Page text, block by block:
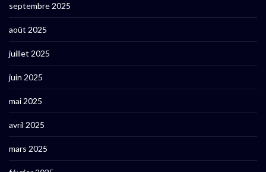
septembre 2025
août 2025
juillet 2025
juin 2025
mai 2025
avril 2025
mars 2025